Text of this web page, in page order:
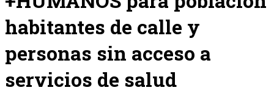
habitantes de calle y
personas sin acceso a
servicios de salud